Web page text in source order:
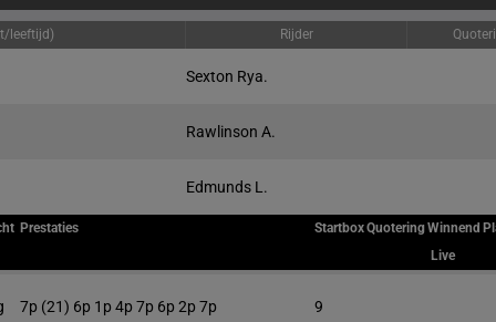
leeftijd) Rijder
Sexton Rya.
Rawlinson A.
Edmunds L.
Prestaties StartboxQuoteringWinnend
Live
7p (21) 6p 1p 4p 7p 6p 2p 7p 9